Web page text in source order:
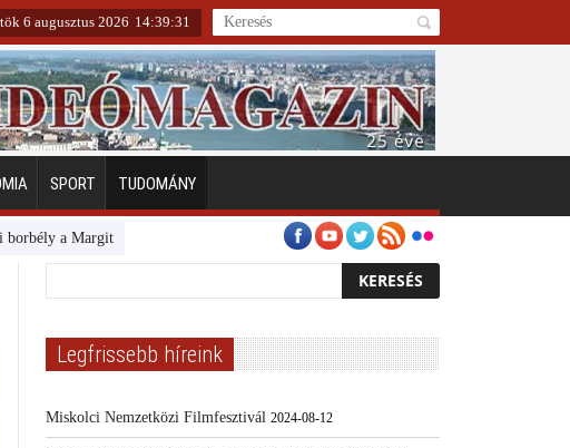
6 augusztus 2026 14:39:32
SPORT TUDOMÁNY
a Margitszigeten Emberarcú Egészségért díj pályázat 2024
Legfrissebb híreink
Miskolci Nemzetközi Filmfesztivál 2024-08-12